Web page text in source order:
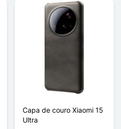
Capa de couro Xiaomi 15
Ultra